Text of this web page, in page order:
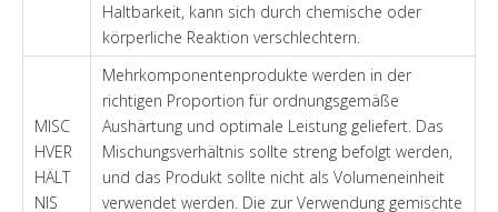
Haltbarkeit, kann sich durch chemische oder
körperliche Reaktion verschlechtern.
MISC
HVER
HÄLT
NIS
Mehrkomponentenprodukte werden in der
richtigen Proportion für ordnungsgemäße
Aushärtung und optimale Leistung geliefert. Das
Mischungsverhältnis sollte streng befolgt werden,
und das Produkt sollte nicht als Volumeneinheit
verwendet werden. Die zur Verwendung gemischte